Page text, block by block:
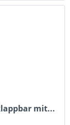
mit...